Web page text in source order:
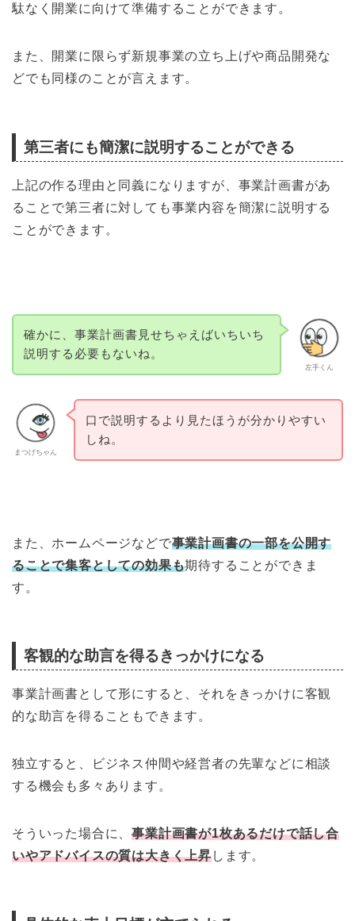
駄なく開業に向けて準備することができます。
また、開業に限らず新規事業の立ち上げや商品開発な
どでも同様のことが言えます。
第三者にも簡潔に説明することができる
上記の作る理由と同義になりますが、事業計画書があ
ることで第三者に対しても事業内容を簡潔に説明する
ことができます。
左手くん
確かに、事業計画書見せちゃえばいちいち
説明する必要もないね。
まつげちゃん
口で説明するより見たほうが分かりやすい
しね。
また、ホームページなどで事業計画書の一部を公開す
ることで集客としての効果も期待することができま
す。
客観的な助言を得るきっかけになる
事業計画書として形にすると、それをきっかけに客観
的な助言を得ることもできます。
独立すると、ビジネス仲間や経営者の先輩などに相談
する機会も多々あります。
そういった場合に、事業計画書が1枚あるだけで話し合
いやアドバイスの質は大きく上昇します。